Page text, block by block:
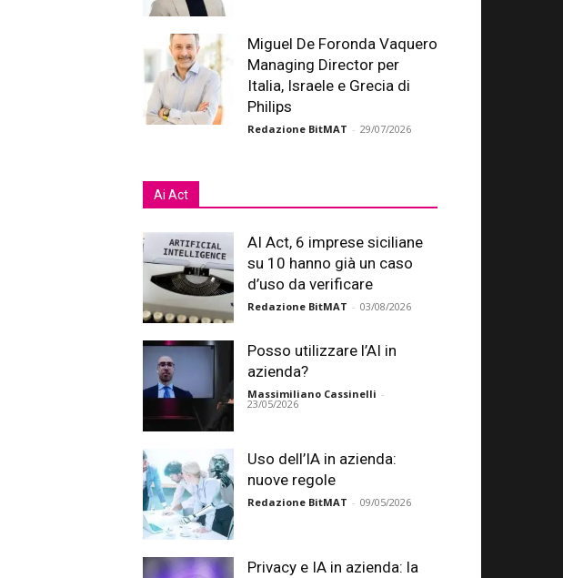
Miguel De Foronda Vaquero
Managing Director per
Italia, Israele e Grecia di
Philips
Redazione BitMAT - 29/07/2026
Ai Act
AI Act, 6 imprese siciliane
su 10 hanno già un caso
d’uso da verificare
Redazione BitMAT - 03/08/2026
Posso utilizzare l’AI in
azienda?
Massimiliano Cassinelli -
23/05/2026
Uso dell’IA in azienda:
nuove regole
Redazione BitMAT - 09/05/2026
Privacy e IA in azienda: la